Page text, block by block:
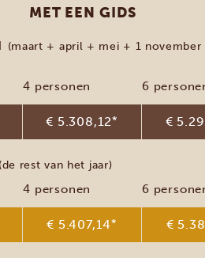
MET EEN GIDS
(maart + april + mei + 1 november
4 personen
€ 5.308,12*
6
€
(de rest van het jaar)
4 personen
€ 5.407,14*
6
€